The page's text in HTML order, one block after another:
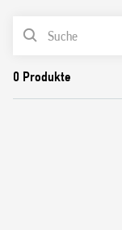
Italienisches
PRODUKTLISTE
ZULASSUNGEN